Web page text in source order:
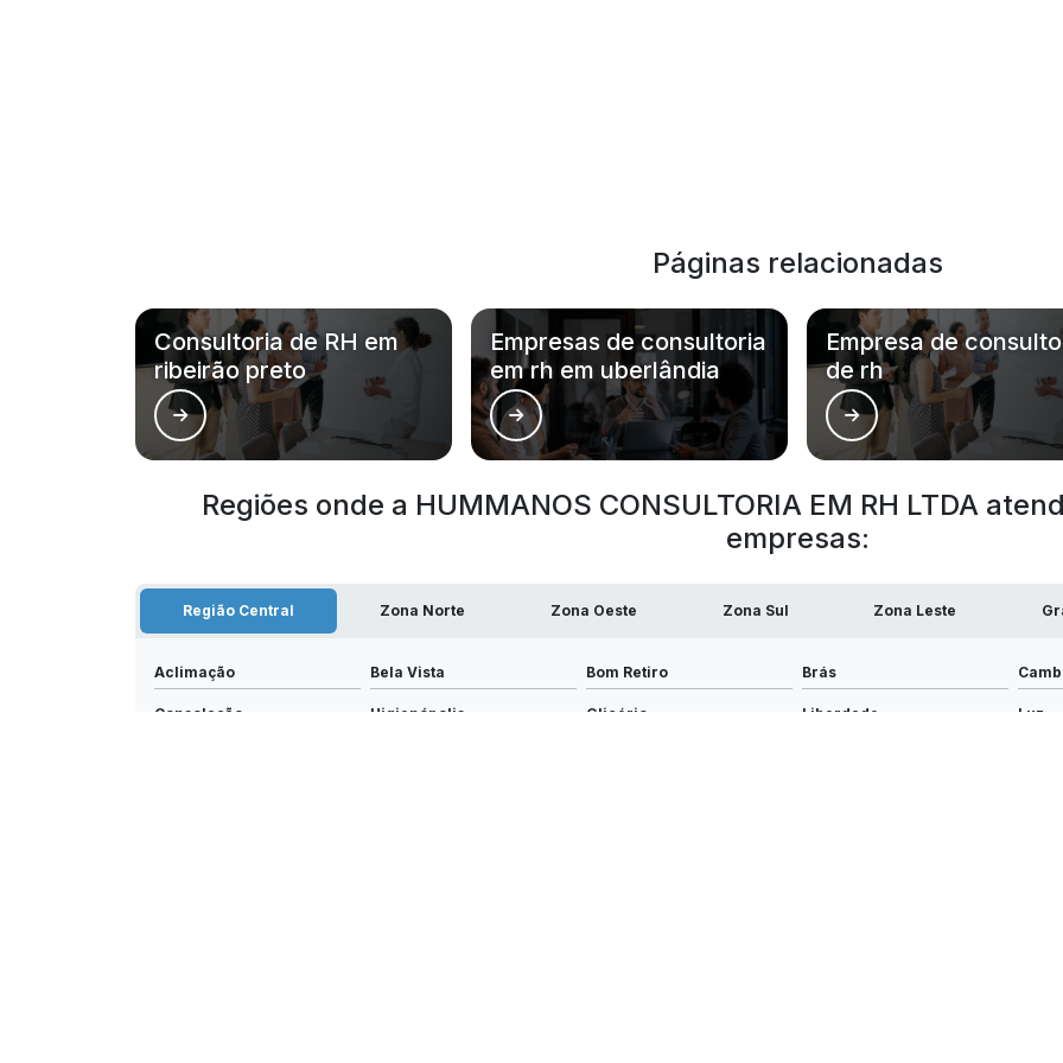
Páginas relacionadas
Consultoria de RH em
ribeirão preto
Empresas de consultoria
em rh em uberlândia
Empresa de
de rh
Regiões onde a HUMMANOS CONSULTORIA EM RH LTDA
empresas:
Região Central Zona Norte Zona Oeste Zona Sul Zona Leste
Aclimação Bela Vista Bom Retiro Brás
Consolação Higienópolis Glicério Liberdade Luz